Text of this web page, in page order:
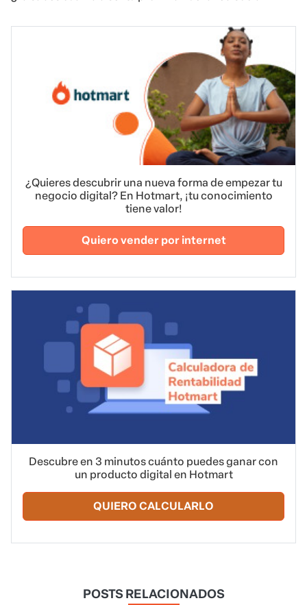
¿Quieres descubrir una nueva forma de empezar tu
negocio digital? En Hotmart, ¡tu conocimiento
tiene valor!
Quiero vender por internet
Descubre en 3 minutos cuánto puedes ganar con
un producto digital en Hotmart
QUIERO CALCULARLO
POSTS RELACIONADOS